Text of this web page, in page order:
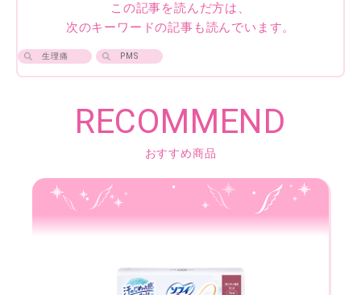
この記事を読んだ方は、
次のキーワードの記事も読んでいます。
生理痛 PMS
RECOMMEND
おすすめ商品